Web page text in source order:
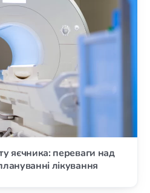
яєчника: переваги над
лікування